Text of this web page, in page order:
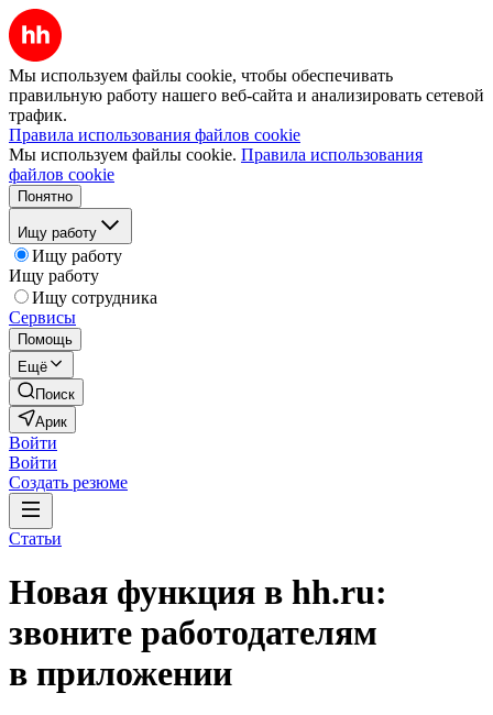
Мы используем файлы cookie, чтобы обеспечивать
правильную работу нашего веб-сайта и анализировать сетевой
трафик.
Правила использования файлов cookie
Мы используем файлы cookie. Правила использования
файлов cookie
Понятно
Ищу работу
Ищу работу
Ищу работу
Ищу сотрудника
Сервисы
Помощь
Ещё
Поиск
Арик
Войти
Войти
Создать резюме
Статьи
Новая функция в hh.ru:
звоните работодателям
в приложении